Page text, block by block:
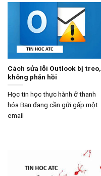
Cách sửa lỗi Outlook bị treo,
không phản hồi
Học tin học thực hành ở thanh
hóa Bạn đang cần gửi gấp một
email